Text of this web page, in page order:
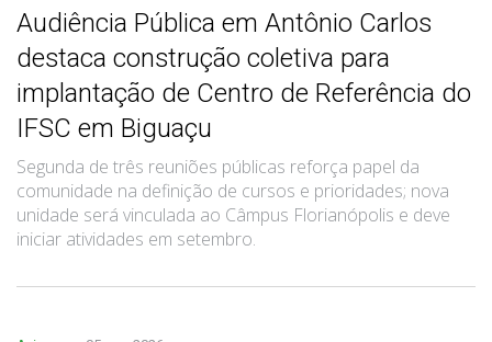
Audiência Pública em Antônio Carlos
destaca construção coletiva para
implantação de Centro de Referência do
IFSC em Biguaçu
Segunda de três reuniões públicas reforça papel da
comunidade na definição de cursos e prioridades; nova
unidade será vinculada ao Câmpus Florianópolis e deve
iniciar atividades em setembro.